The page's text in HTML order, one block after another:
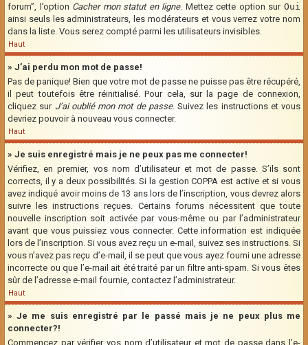
forum”, l’option Cacher mon statut en ligne. Mettez cette option surOui
ainsi seuls les administrateurs, les modérateurs et vous verrez votre nom
dans la liste. Vous serez compté parmi les utilisateurs invisibles.
Haut
» J’ai perdu mon mot de passe!
Pas de panique! Bien que votre mot de passe ne puisse pas être récupéré,
il peut toutefois être réinitialisé. Pour cela, sur la page de connexion,
cliquez sur J’ai oublié mon mot de passe. Suivez les instructions et vous
devriez pouvoir à nouveau vous connecter.
Haut
» Je suis enregistré mais je ne peux pas me connecter!
Vérifiez, en premier, vos nom d’utilisateur et mot de passe. S’ils sont
corrects, il y a deux possibilités. Si la gestion COPPA est active et si vous
avez indiqué avoir moins de 13 ans lors de l’inscription, vous devrez alors
suivre les instructions reçues. Certains forums nécessitent que toute
nouvelle inscription soit activée par vous-même ou par l’administrateur
avant que vous puissiez vous connecter. Cette information est indiquée
lors de l’inscription. Si vous avez reçu un e-mail, suivez ses instructions. Si
vous n’avez pas reçu d’e-mail, il se peut que vous ayez fourni une adresse
incorrecte ou que l’e-mail ait été traité par un filtre anti-spam. Si vous êtes
sûr de l’adresse e-mail fournie, contactez l’administrateur.
Haut
» Je me suis enregistré par le passé mais je ne peux plus me
connecter?!
Commencez par vérifier vos nom d’utilisateur et mot de passe dans l’e-